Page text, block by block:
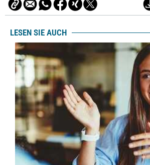
LESEN SIE AUCH